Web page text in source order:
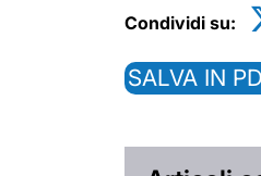
Condividi su:
SALVA IN